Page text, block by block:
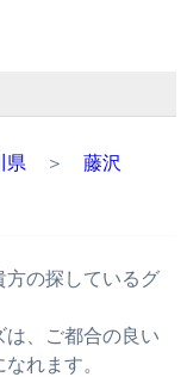
県＞ 藤沢
方の探しているグ
は、ご都合の良い
れます。